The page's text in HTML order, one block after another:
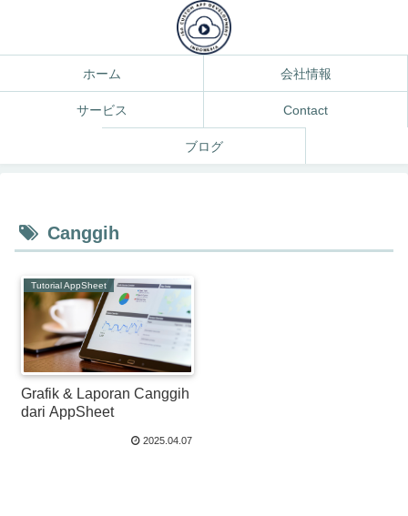
ホーム 会社情報
サービス Contact
ブログ
Canggih
Tutorial AppSheet
Grafik & Laporan Canggih
dari AppSheet
2025.04.07